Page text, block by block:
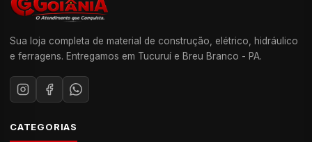
Sua loja completa de material de construção, elétrico, hidráulico
e ferragens. Entregamos em Tucuruí e Breu Branco - PA.
CATEGORIAS